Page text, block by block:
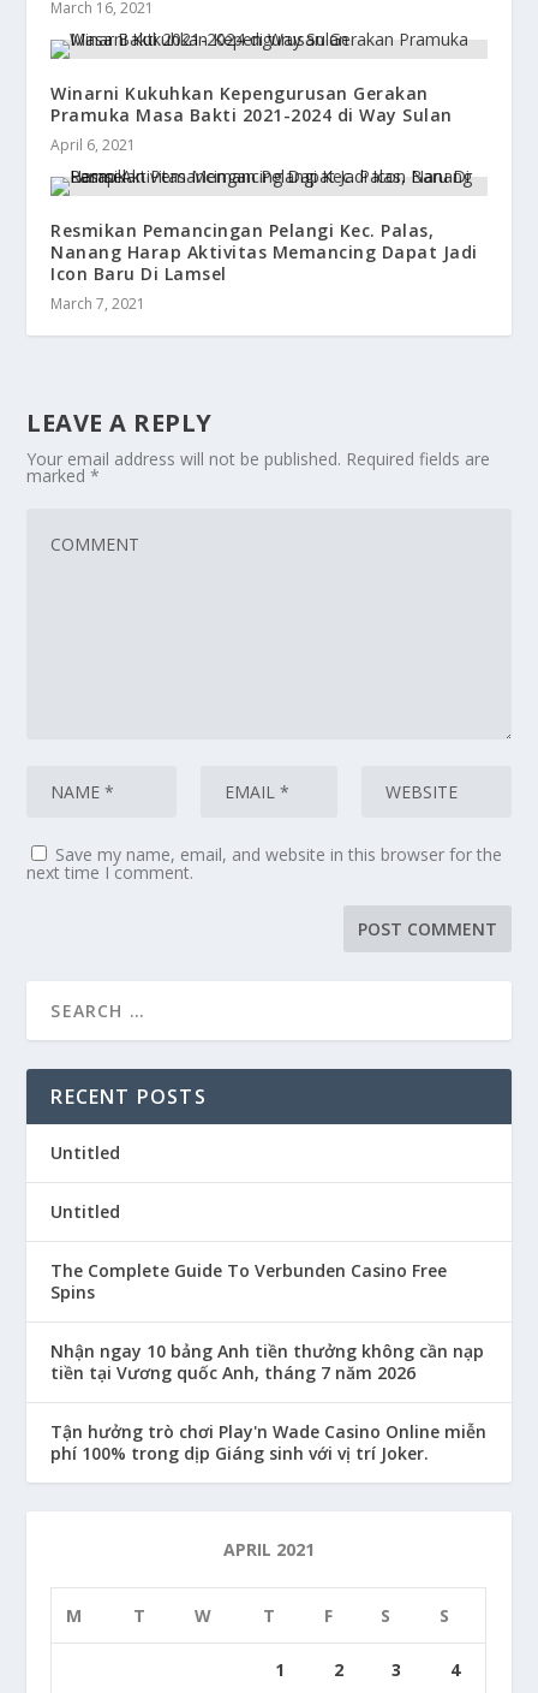
March 16, 2021
Winarni Kukuhkan Kepengurusan Gerakan
Pramuka Masa Bakti 2021-2024 di Way Sulan
April 6, 2021
Resmikan Pemancingan Pelangi Kec. Palas,
Nanang Harap Aktivitas Memancing Dapat Jadi
Icon Baru Di Lamsel
March 7, 2021
LEAVE A REPLY
Your email address will not be published. Required fields are
marked*
Save my name, email, and website in this browser for the
next time I comment.
RECENT POSTS
Untitled
Untitled
The Complete Guide To Verbunden Casino Free
Spins
Nhận ngay 10 bảng Anh tiền thưởng không cần nạp
tiền tại Vương quốc Anh, tháng 7 năm 2026
Tận hưởng trò chơi Play'n Wade Casino Online miễn
phí 100% trong dịp Giáng sinh với vị trí Joker.
APRIL 2021
M T W T F S S
1 2 3 4